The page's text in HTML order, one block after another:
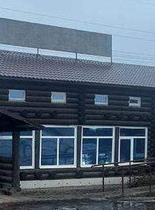
Башкортостан Респ
Получить контакты
Продам стрит-ритейл
располагается в 2-
Располагается на 2 этаже
прочее, здание на первой
394 (+1)
Навигация
Характеристики
О помещении
Где находится
Контакты
Другие объявления